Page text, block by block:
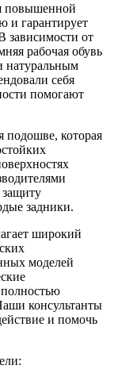
повышенной
и гарантирует
зависимости от
рабочая обувь
натуральным
себя
помогают
подошве, которая
задники.
широкий
моделей
консультанты
и помочь